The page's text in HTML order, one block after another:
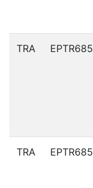
TRA EPTR685
TRA EPTR685